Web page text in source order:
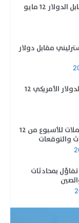
التحليل الفني لزوج اليورو مقابل الدولار 12 مايو
مقابل دولار
التحليل الفني للذهب مقابل الدولار الأمريكي 12
الأخبار الاقتصادية لسوق العملات للأسبوع من 12
بمحادثات